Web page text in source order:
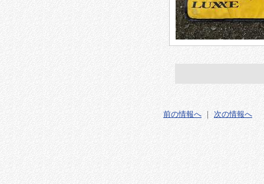
前の情報へ ｜ 次の情報へ